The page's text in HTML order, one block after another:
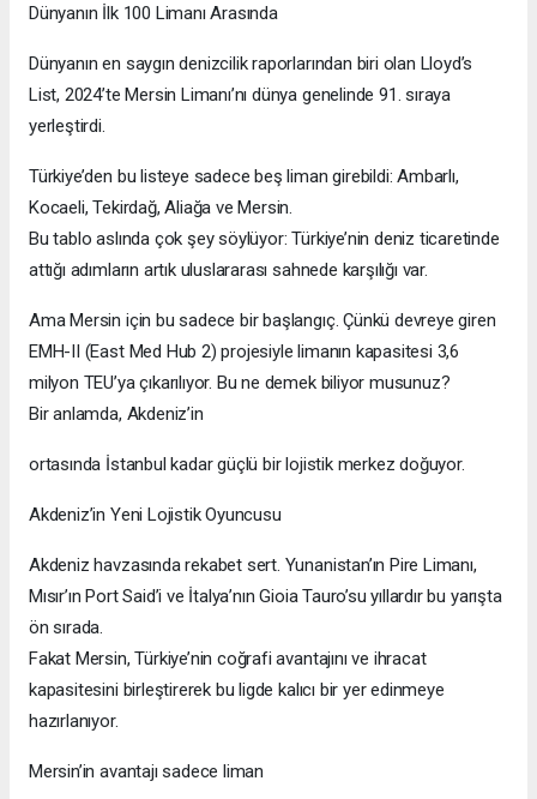
Dünyanın İlk 100 Limanı Arasında
Dünyanın en saygın denizcilik raporlarından biri olan Lloyd’s
List, 2024’te Mersin Limanı’nı dünya genelinde 91. sıraya
yerleştirdi.
Türkiye’den bu listeye sadece beş liman girebildi: Ambarlı,
Kocaeli, Tekirdağ, Aliağa ve Mersin.
Bu tablo aslında çok şey söylüyor: Türkiye’nin deniz ticaretinde
attığı adımların artık uluslararası sahnede karşılığı var.
Ama Mersin için bu sadece bir başlangıç. Çünkü devreye giren
EMH-II (East Med Hub 2) projesiyle limanın kapasitesi 3,6
milyon TEU’ya çıkarılıyor. Bu ne demek biliyor musunuz?
Bir anlamda, Akdeniz’in
ortasında İstanbul kadar güçlü bir lojistik merkez doğuyor.
Akdeniz’in Yeni Lojistik Oyuncusu
Akdeniz havzasında rekabet sert. Yunanistan’ın Pire Limanı,
Mısır’ın Port Said’i ve İtalya’nın Gioia Tauro’su yıllardır bu yarışta
ön sırada.
Fakat Mersin, Türkiye’nin coğrafi avantajını ve ihracat
kapasitesini birleştirerek bu ligde kalıcı bir yer edinmeye
hazırlanıyor.
Mersin’in avantajı sadece liman